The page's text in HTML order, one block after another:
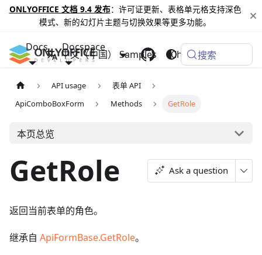
ONLYOFFICE 文档 9.4 发布：许可证更新、表格单元格支持深色
模式、新的幻灯片主题与切换效果等更多功能。
Docs Docspace
Samples Changelog
中文（中国） 搜索
API usage
表单 API
ApiComboBoxForm
Methods GetRole
本页总览
GetRole Ask a question
返回当前表单的角色。
继承自 ApiFormBase.GetRole。